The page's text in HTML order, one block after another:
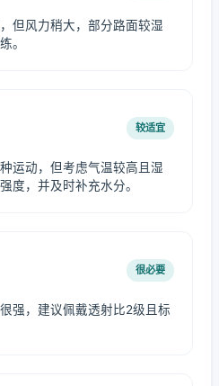
但风力稍大，部分路面较湿
。
较适宜
运动，但考虑气温较高且湿
度，并及时补充水分。
很必要
强，建议佩戴透射比2级且标